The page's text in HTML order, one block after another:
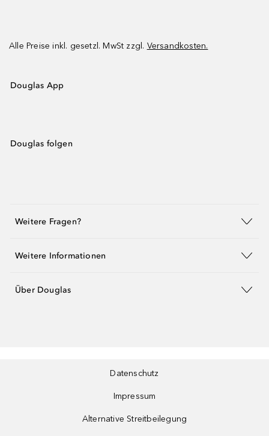
Alle Preise inkl. gesetzl. MwSt zzgl. Versandkosten.
Douglas App
Douglas folgen
Weitere Fragen?
Weitere Informationen
Über Douglas
Datenschutz
Impressum
Alternative Streitbeilegung